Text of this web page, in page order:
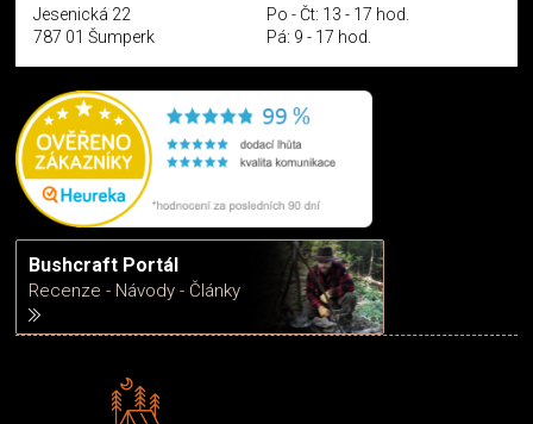
Jesenická 22
787 01 Šumperk
Po - Čt: 13 - 17 hod.
Pá: 9 - 17 hod.
Bushcraft Portál
Recenze - Návody - Články